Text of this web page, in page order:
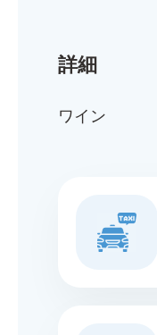
詳細
ワイン